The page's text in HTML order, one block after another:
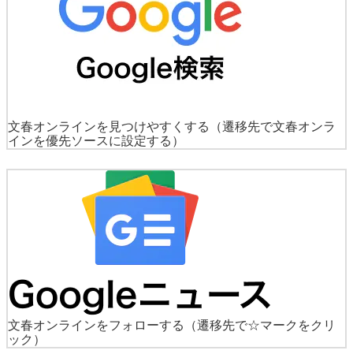
文春オンラインを見つけやすくする
（遷移先で文春オンラ
インを優先ソースに設定する）
文春オンラインをフォローする
（遷移先で☆マークをクリ
ック）